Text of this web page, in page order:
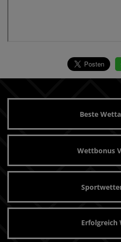
Beste
Wettbonus
Erfolgreich